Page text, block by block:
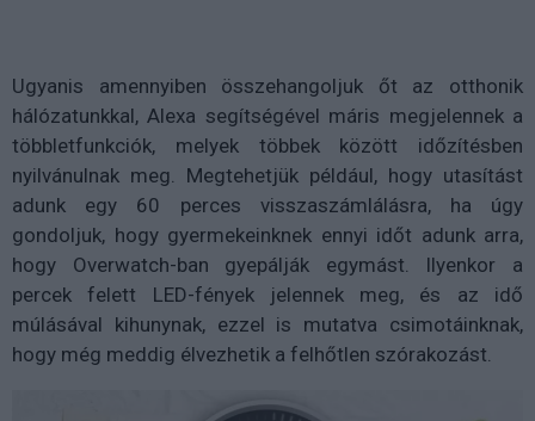
Ugyanis amennyiben összehangoljuk őt az otthonik
hálózatunkkal, Alexa segítségével máris megjelennek a
többletfunkciók, melyek többek között időzítésben
nyilvánulnak meg. Megtehetjük például, hogy utasítást
adunk egy 60 perces visszaszámlálásra, ha úgy
gondoljuk, hogy gyermekeinknek ennyi időt adunk arra,
hogy Overwatch-ban gyepálják egymást. Ilyenkor a
percek felett LED-fények jelennek meg, és az idő
múlásával kihunynak, ezzel is mutatva csimotáinknak,
hogy még meddig élvezhetik a felhőtlen szórakozást.